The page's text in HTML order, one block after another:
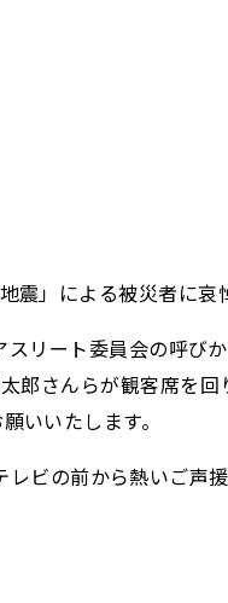
」による被災者に哀
リート委員会の呼び
郎さんらが観客席を
いいたします。
ビの前から熱いご声